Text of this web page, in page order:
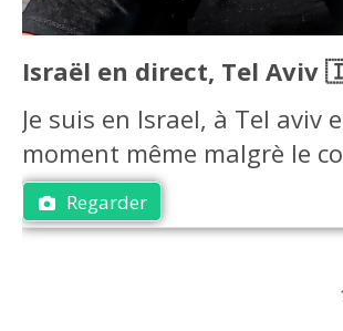
Israël en direct, Tel Aviv
Je suis en Israel, à Tel aviv
moment même malgrè le
Regarder